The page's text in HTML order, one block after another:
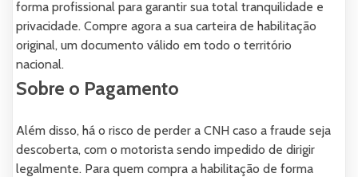
forma profissional para garantir sua total tranquilidade e
privacidade. Compre agora a sua carteira de habilitação
original, um documento válido em todo o território
nacional.
Sobre o Pagamento
Além disso, há o risco de perder a CNH caso a fraude seja
descoberta, com o motorista sendo impedido de dirigir
legalmente. Para quem compra a habilitação de forma